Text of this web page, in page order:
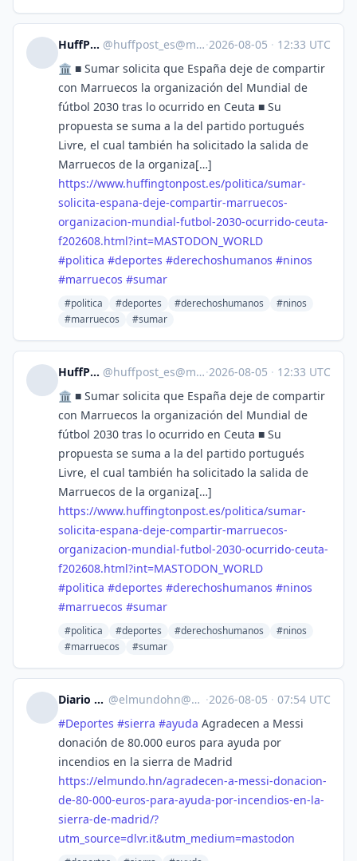
HuffPost [ES] @huffpost_es@mastodon.world ·2026-08-05 · 12:33 UTC
🏛️ ■ Sumar solicita que España deje de compartir
con Marruecos la organización del Mundial de
fútbol 2030 tras lo ocurrido en Ceuta ■ Su
propuesta se suma a la del partido portugués
Livre, el cual también ha solicitado la salida de
Marruecos de la organiza[…]
https://www.huffingtonpost.es/politica/sumar-
solicita-espana-deje-compartir-marruecos-
organizacion-mundial-futbol-2030-ocurrido-ceuta-
f202608.html?int=MASTODON_WORLD
#politica #deportes #derechoshumanos #ninos
#marruecos #sumar
#politica #deportes #derechoshumanos
#ninos
#marruecos
#sumar
HuffPost [ES] @huffpost_es@mastodon.world ·2026-08-05 · 12:33 UTC
🏛️ ■ Sumar solicita que España deje de compartir
con Marruecos la organización del Mundial de
fútbol 2030 tras lo ocurrido en Ceuta ■ Su
propuesta se suma a la del partido portugués
Livre, el cual también ha solicitado la salida de
Marruecos de la organiza[…]
https://www.huffingtonpost.es/politica/sumar-
solicita-espana-deje-compartir-marruecos-
organizacion-mundial-futbol-2030-ocurrido-ceuta-
f202608.html?int=MASTODON_WORLD
#politica #deportes #derechoshumanos #ninos
#marruecos #sumar
#politica #deportes #derechoshumanos
#ninos
#marruecos
#sumar
Diario El Mundo @elmundohn@mastodon.social ·2026-08-05 · 07:54 UTC
#Deportes #sierra #ayuda Agradecen a Messi
donación de 80.000 euros para ayuda por
incendios en la sierra de Madrid
https://elmundo.hn/agradecen-a-messi-donacion-
de-80-000-euros-para-ayuda-por-incendios-en-la-
sierra-de-madrid/?
utm_source=dlvr.it&utm_medium=mastodon